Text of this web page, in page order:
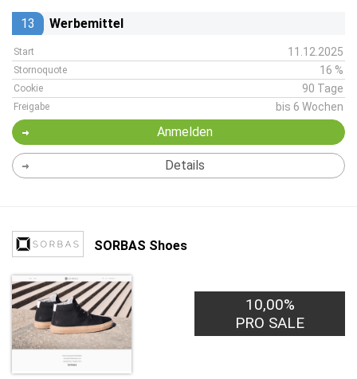
13 Werbemittel
Start 11.12.2025
Stornoquote 16 %
Cookie 90 Tage
Freigabe bis 6 Wochen
Anmelden
Details
SORBAS Shoes
10,00%
PRO SALE